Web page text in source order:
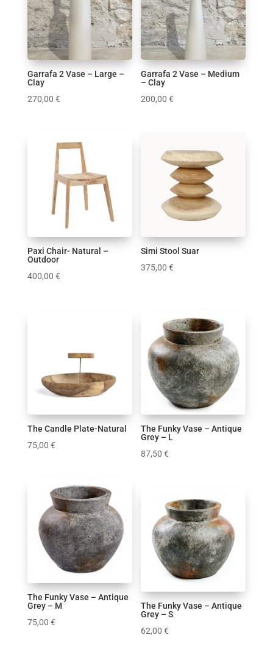
Καθιστικό
Κηροπηγιο
Κουζίνα
Κούπα
Κουρτίνες Μπάνιου
Παιδικό δωμάτιο
Σαλόνι
Τραπεζαρία
Υφάσματα
Φωτισμός
Χριστουγεννιάτικα
3 1 2 9
400 €
400
Garrafa 2 Vase – Large –
Clay
270,00 €
Garrafa 2 Vase – Medium
– Clay
200,00€
Paxi Chair- Natural –
Outdoor
400,00 €
Simi Stool Suar
375,00€
The Candle Plate-Natural
75,00 €
The Funky Vase – Antique
Grey – L
87,50€
The Funky Vase – Antique
Grey – M
75,00 €
The Funky Vase – Antique
Grey – S
62,00€